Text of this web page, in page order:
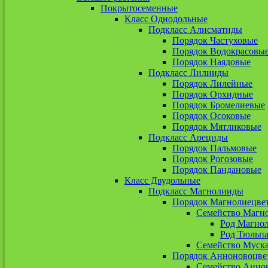
Покрытосеменные
Класс Однодольные
Подкласс Алисматиды
Порядок Частуховые
Порядок
Порядок Наядовые
Подкласс Лилииды
Порядок Лилейные
Порядок Орхидные
Порядок Бромелиевые
Порядок Осоковые
Порядок Мятликовые
Подкласс Арециды
Порядок Пальмовые
Порядок Рогозовые
Порядок Пандановые
Класс Двудольные
Подкласс Магнолииды
Порядок
Семейство
Род
Род
Семейство
Порядок